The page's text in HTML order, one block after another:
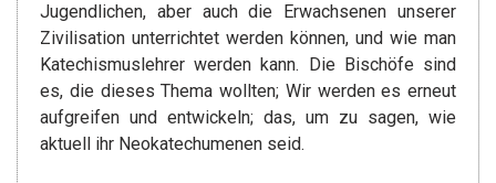
Jugendlichen, aber auch die Erwachsenen unserer
Zivilisation unterrichtet werden können, und wie man
Katechismuslehrer werden kann. Die Bischöfe sind
es, die dieses Thema wollten; Wir werden es erneut
aufgreifen und entwickeln; das, um zu sagen, wie
aktuell ihr Neokatechumenen seid.